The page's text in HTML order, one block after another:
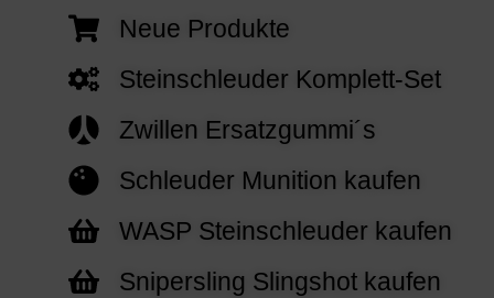
Neue Produkte
Steinschleuder Komplett-Set
Zwillen Ersatzgummi´s
Schleuder Munition kaufen
WASP Steinschleuder kaufen
Snipersling Slingshot kaufen